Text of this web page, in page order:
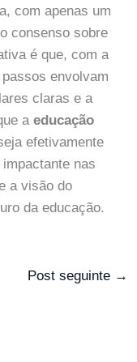
com apenas um
consenso sobre
é que, com a
envolvam
claras e a
aeducação
efetivamente
nas
a visão do
da educação.
Post seguinte →